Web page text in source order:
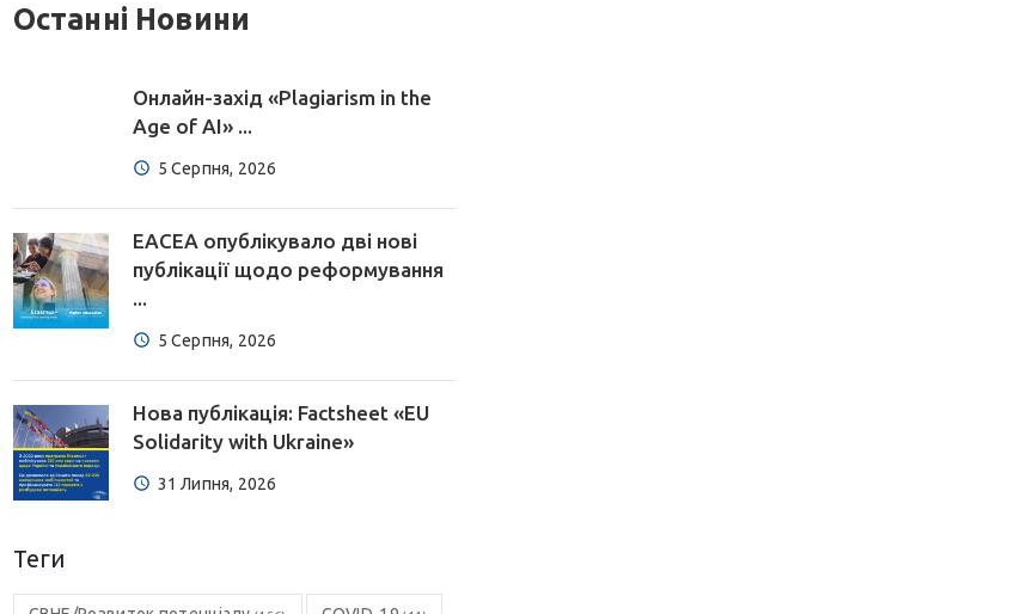
Останні Новини
Онлайн-захід «Plagiarism in the
Age of AI» ...
5 Серпня, 2026
EACEA опублікувало дві нові
публікації щодо реформування
...
5 Серпня, 2026
Нова публікація: Factsheet «EU
Solidarity with Ukraine»
31 Липня, 2026
Теги